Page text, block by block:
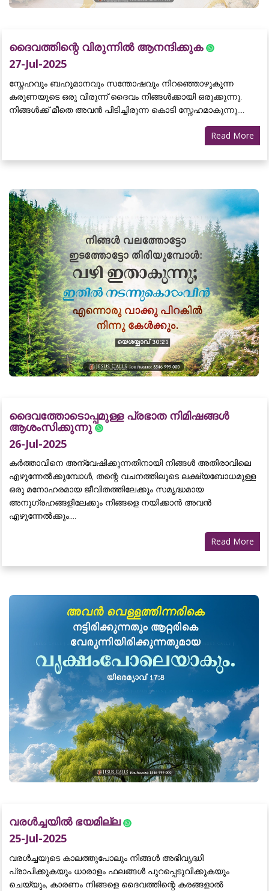
ദൈവത്തിന്റെ വിരുന്നിൽ ആനന്ദിക്കുക
27-Jul-2025
സ്നേഹവും ബഹുമാനവും സന്തോഷവും നിറഞ്ഞൊഴുകുന്ന
കരുണയുടെ ഒരു വിരുന്ന് ദൈവം നിങ്ങൾക്കായി ഒരുക്കുന്നു.
നിങ്ങൾക്ക് മീതെ അവൻ പിടിച്ചിരുന്ന കൊടി സ്നേഹമാകുന്നു....
Read More
ദൈവത്തോടൊപ്പമുള്ള പ്രഭാത നിമിഷങ്ങൾ
ആശംസിക്കുന്നു
26-Jul-2025
കർത്താവിനെ അന്വേഷിക്കുന്നതിനായി നിങ്ങൾ അതിരാവിലെ
എഴുന്നേൽക്കുമ്പോൾ, തന്റെ വചനത്തിലൂടെ ലക്ഷ്യബോധമുള്ള
ഒരു മനോഹരമായ ജീവിതത്തിലേക്കും സമൃദ്ധമായ
അനുഗ്രഹങ്ങളിലേക്കും നിങ്ങളെ നയിക്കാൻ അവൻ
എഴുന്നേൽക്കും....
Read More
വരൾച്ചയിൽ ഭയമില്ല
25-Jul-2025
വരൾച്ചയുടെ കാലത്തുപോലും നിങ്ങൾ അഭിവൃദ്ധി
പ്രാപിക്കുകയും ധാരാളം ഫലങ്ങൾ പുറപ്പെടുവിക്കുകയും
ചെയ്യും, കാരണം നിങ്ങളെ ദൈവത്തിന്റെ കരങ്ങളാൽ